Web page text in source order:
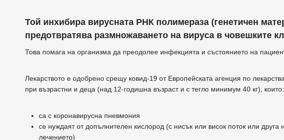
Той инхибира вирусната РНК полимераза (генетичен
предотвратява размножаването на вируса в човешките
Това помага на организма да преодолее инфекцията и състоянието на
Лекарството е одобрено срещу ковид-19 от Европейската агенция по
при възрастни и деца (над 12-годишна възраст и с тегло минимум 40 кг), които:
са с коронавирусна пневмония
се нуждаят от допълнителен кислород (с нисък или висок поток или друга
лечението)